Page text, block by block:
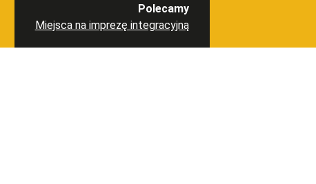
Polecamy
Miejsca na imprezę integracyjną